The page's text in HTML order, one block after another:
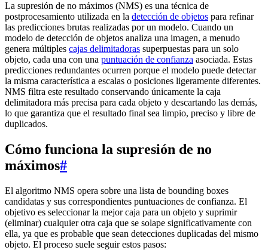
La supresión de no máximos (NMS) es una técnica de
postprocesamiento utilizada en la detección de objetos para refinar
las predicciones brutas realizadas por un modelo. Cuando un
modelo de detección de objetos analiza una imagen, a menudo
genera múltiples cajas delimitadoras superpuestas para un solo
objeto, cada una con una puntuación de confianza asociada. Estas
predicciones redundantes ocurren porque el modelo puede detectar
la misma característica a escalas o posiciones ligeramente diferentes.
NMS filtra este resultado conservando únicamente la caja
delimitadora más precisa para cada objeto y descartando las demás,
lo que garantiza que el resultado final sea limpio, preciso y libre de
duplicados.
Cómo funciona la supresión de no
máximos#
El algoritmo NMS opera sobre una lista de bounding boxes
candidatas y sus correspondientes puntuaciones de confianza. El
objetivo es seleccionar la mejor caja para un objeto y suprimir
(eliminar) cualquier otra caja que se solape significativamente con
ella, ya que es probable que sean detecciones duplicadas del mismo
objeto. El proceso suele seguir estos pasos: